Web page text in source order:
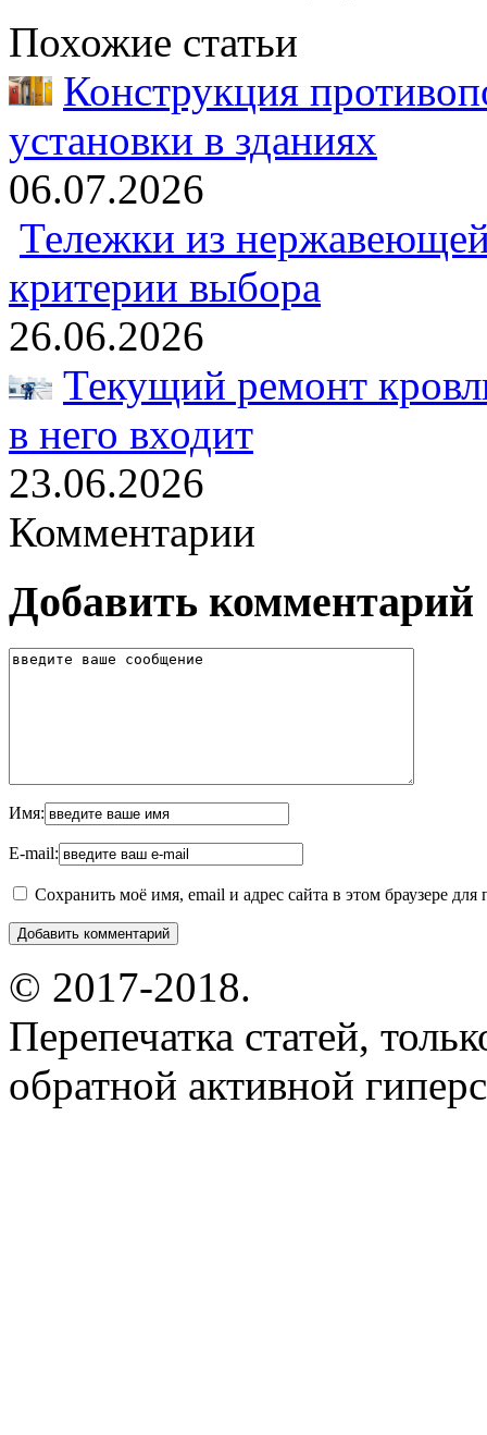
Похожие статьи
Конструкция
установки в зданиях
06.07.2026
Тележки из
критерии выбора
26.06.2026
Текущий ремонт
в него входит
23.06.2026
Комментарии
Добавить комментарий
Имя:
E-mail:
Сохранить моё имя, email и адрес сайта в этом браузере
© 2017-2018.
Перепечатка статей,
обратной активной